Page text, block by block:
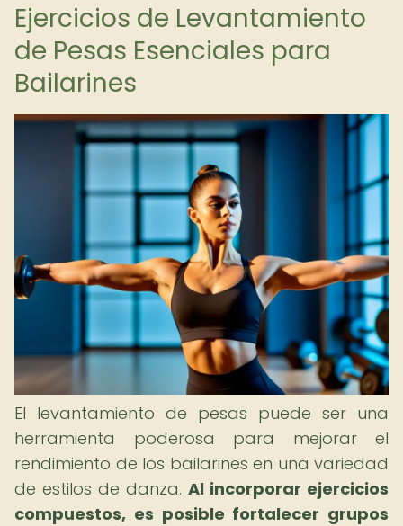
Ejercicios de Levantamiento
de Pesas Esenciales para
Bailarines
El levantamiento de pesas puede ser una
herramienta poderosa para mejorar el
rendimiento de los bailarines en una variedad
de estilos de danza. Al incorporar ejercicios
compuestos, es posible fortalecer grupos